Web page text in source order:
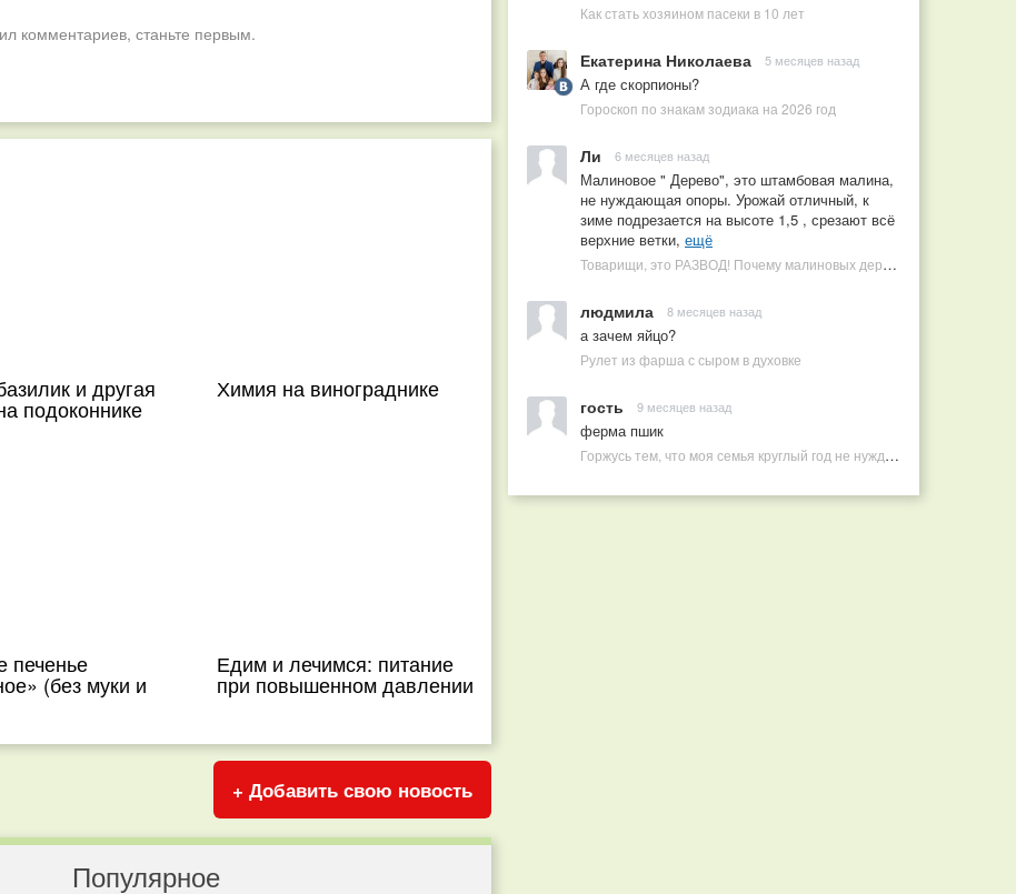
комментариев, станьте первым.
и другая
подоконнике
Химия на винограднике
печенье
(без муки и
Едим и лечимся: питание
при повышенном давлении
+ Добавить свою новость
Популярное
Как стать хозяином пасеки в 10 лет
Екатерина Николаева 5 месяцев назад
А где скорпионы?
Гороскоп по знакам зодиака на 2026 год
Ли 6 месяцев назад
Малиновое " Дерево", это штамбовая малина,
не нуждающая опоры. Урожай отличный, к
зиме подрезается на высоте 1,5 , срезают всё
верхние ветки, ещё
Товарищи, это РАЗВОД! Почему малиновых деревьев не бывает, или Как ушлые продавцы наживаются на мечтах садоводов
людмила 8 месяцев назад
а зачем яйцо?
Рулет из фарша с сыром в духовке
гость 9 месяцев назад
ферма пшик
Горжусь тем, что моя семья круглый год не нуждается в покупных витаминах